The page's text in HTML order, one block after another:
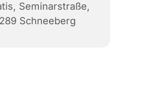
Seminarstraße,
Schneeberg